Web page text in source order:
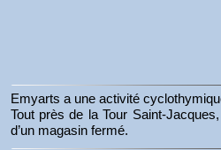
Emyarts a une activité
Tout près de la Tour Saint-
d’un magasin fermé.